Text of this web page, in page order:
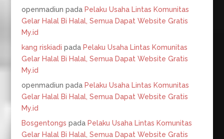
openmadiun pada Pelaku Usaha Lintas Komunitas
Gelar Halal Bi Halal, Semua Dapat Website Gratis
My.id
kang riskiadi pada Pelaku Usaha Lintas Komunitas
Gelar Halal Bi Halal, Semua Dapat Website Gratis
My.id
openmadiun pada Pelaku Usaha Lintas Komunitas
Gelar Halal Bi Halal, Semua Dapat Website Gratis
My.id
Bosgentongs pada Pelaku Usaha Lintas Komunitas
Gelar Halal Bi Halal, Semua Dapat Website Gratis